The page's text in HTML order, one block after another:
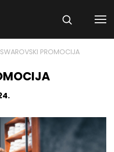
SWAROVSKI PROMOCIJA